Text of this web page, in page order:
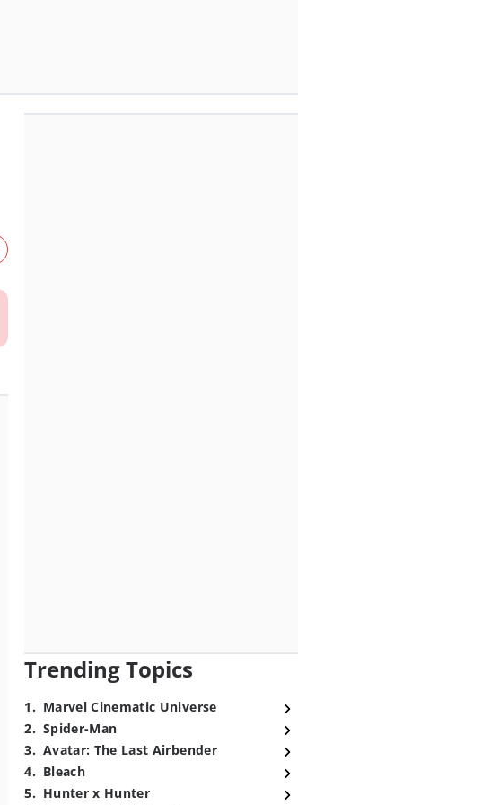
Trending Topics
1. Marvel Cinematic Universe
2. Spider-Man
3. Avatar: The Last Airbender
4. Bleach
5. Hunter x Hunter